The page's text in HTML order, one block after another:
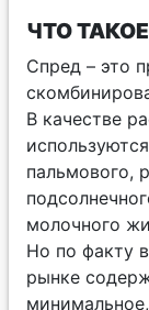
ЧТО
Спред – это
В качестве
пальмового,
молочного
Но по факту
рынке